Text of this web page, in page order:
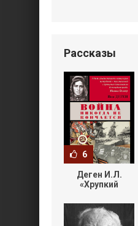
Рассказы
6
Деген И.Л.
«Хрупкий